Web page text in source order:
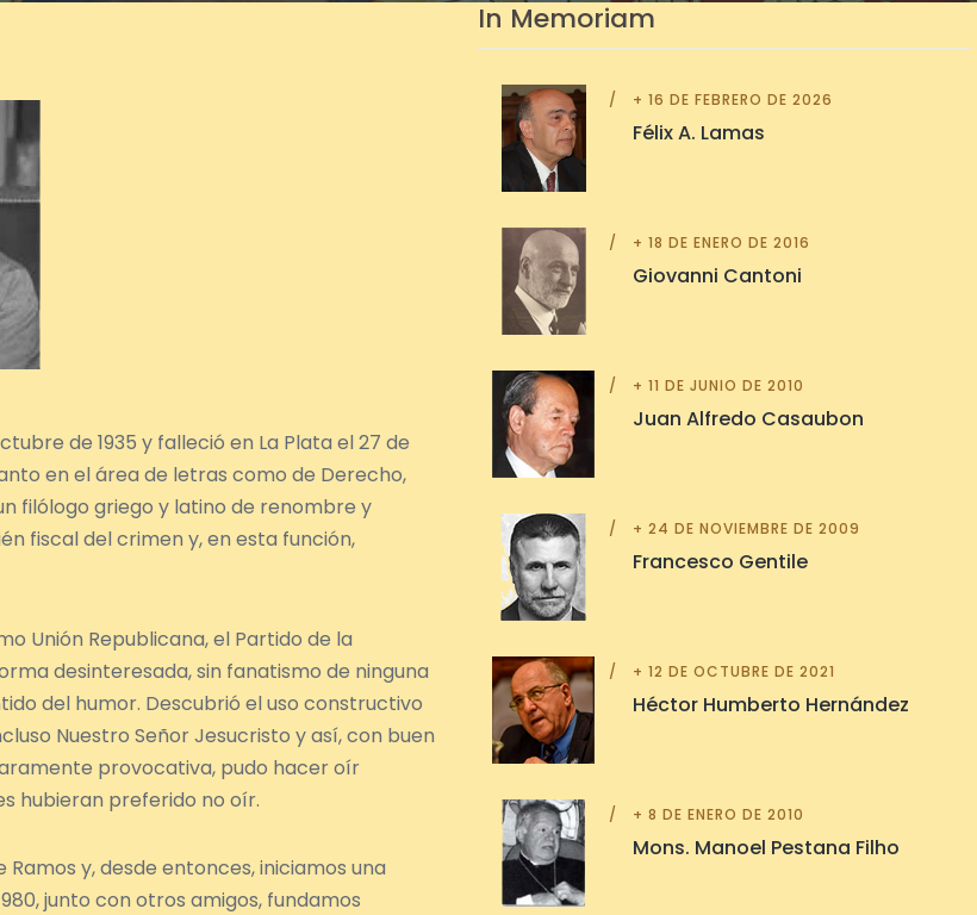
de 1935 y falleció en La Plata el 27 de
en el área de letras como de Derecho,
filólogo griego y latino de renombre y
fiscal del crimen y, en esta función,
Unión Republicana, el Partido de la
desinteresada, sin fanatismo de ninguna
del humor. Descubrió el uso constructivo
Nuestro Señor Jesucristo y así, con buen
provocativa, pudo hacer oír
hubieran preferido no oír.
y, desde entonces, iniciamos una
junto con otros amigos, fundamos
In Memoriam
+ 16 DE FEBRERO DE 2026
Félix A. Lamas
+ 18 DE ENERO DE 2016
Giovanni Cantoni
+ 11 DE JUNIO DE 2010
Juan Alfredo Casaubon
+ 24 DE NOVIEMBRE DE 2009
Francesco Gentile
+ 12 DE OCTUBRE DE 2021
Héctor Humberto Hernández
+ 8 DE ENERO DE 2010
Mons. Manoel Pestana Filho